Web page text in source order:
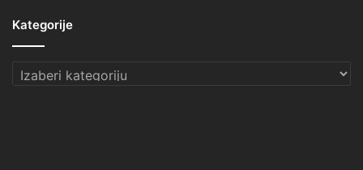
Kategorije
Kategorije